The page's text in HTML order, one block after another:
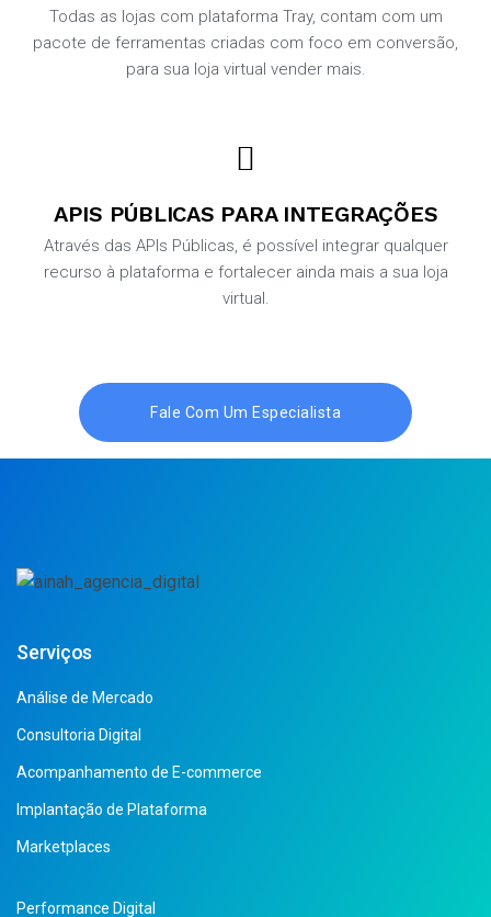
Todas as lojas com plataforma Tray, contam com um
pacote de ferramentas criadas com foco em conversão,
para sua loja virtual vender mais.
APIS PÚBLICAS PARA INTEGRAÇÕES
Através das APIs Públicas, é possível integrar qualquer
recurso à plataforma e fortalecer ainda mais a sua loja
virtual.
Fale Com Um Especialista
Serviços
Análise de Mercado
Consultoria Digital
Acompanhamento de E-commerce
Implantação de Plataforma
Marketplaces
Performance Digital